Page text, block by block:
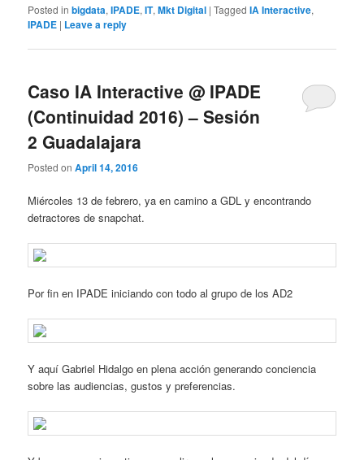
Posted in bigdata,IPADE,IT,Mkt Digital |Tagged IA Interactive,
IPADE | Leave a reply
Caso IA Interactive @ IPADE
(Continuidad 2016) – Sesión
2 Guadalajara
Posted onApril 14, 2016
Miércoles 13 de febrero, ya en camino a GDL y encontrando
detractores de snapchat.
Por fin en IPADE iniciando con todo al grupo de los AD2
Y aquí Gabriel Hidalgo en plena acción generando conciencia
sobre las audiencias, gustos y preferencias.